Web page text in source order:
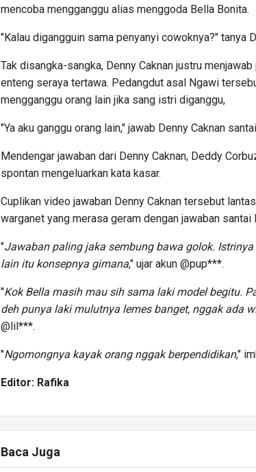
mencoba mengganggu alias menggoda Bella Bonita.
"Kalau digangguin sama penyanyi cowoknya?" tanya
Tak disangka-sangka, Denny Caknan justru
enteng seraya tertawa. Pedangdut asal Ngawi
mengganggu orang lain jika sang istri diganggu,
"Ya aku ganggu orang lain," jawab Denny Caknan
Mendengar jawaban dari Denny Caknan, Deddy
spontan mengeluarkan kata kasar.
Cuplikan video jawaban Denny Caknan tersebut
warganet yang merasa geram dengan jawaban santai
"Jawaban paling jaka sembung bawa golok.
lain itu konsepnya gimana," ujar akun @pup***.
"Kok Bella masih mau sih sama laki model begitu.
deh punya laki mulutnya lemes banget, nggak ada
@lil***.
"Ngomongnya kayak orang nggak berpendidikan,"
Editor: Rafika
Baca Juga